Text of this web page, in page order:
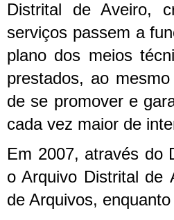
Distrital de Aveiro,
serviços passem a
plano dos meios
prestados, ao
de se promover e
cada vez maior de
Em 2007, através do
o Arquivo Distrital de
de Arquivos,